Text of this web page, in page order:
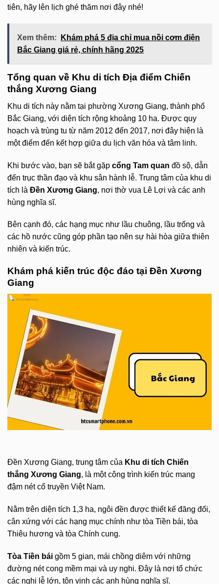
tiên, hãy lên lịch ghé thăm nơi đây nhé!
Xem thêm:
Khám phá 5 địa chỉ mua nồi cơm điện
Bắc Giang giá rẻ, chính hãng 2025
Tổng quan về Khu di tích Địa điểm Chiến
thắng Xương Giang
Khu di tích này nằm tại phường Xương Giang, thành phố
Bắc Giang, với diện tích rộng khoảng 10 ha. Được quy
hoạch và trùng tu từ năm 2012 đến 2017, nơi đây hiện là
một điểm đến kết hợp giữa du lịch văn hóa và tâm linh.
Khi bước vào, bạn sẽ bắt gặp cổng Tam quan đồ sộ, dẫn
đến trục thần đạo và khu sân hành lễ. Trung tâm của khu di
tích là Đền Xương Giang, nơi thờ vua Lê Lợi và các anh
hùng nghĩa sĩ.
Bên cạnh đó, các hạng mục như lầu chuông, lầu trống và
các hồ nước cũng góp phần tạo nên sự hài hòa giữa thiên
nhiên và kiến trúc.
Khám phá kiến trúc độc đáo tại Đền Xương
Giang
Đền Xương Giang, trung tâm của Khu di tích Chiến
thắng Xương Giang, là một công trình kiến trúc mang
đậm nét cổ truyền Việt Nam.
Nằm trên diện tích 1,3 ha, ngôi đền được thiết kế đăng đối,
cân xứng với các hạng mục chính như tòa Tiền bái, tòa
Thiêu hương và tòa Chính cung.
Tòa Tiền bái gồm 5 gian, mái chồng diêm với những
đường nét cong mềm mại và uy nghi. Đây là nơi tổ chức
các nghi lễ lớn, tôn vinh các anh hùng nghĩa sĩ.